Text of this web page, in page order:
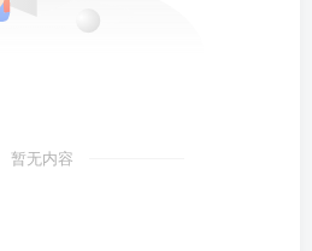
暂无内容